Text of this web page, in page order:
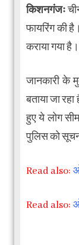
किशनगंजः
फायरिंग की
कराया गया है।
जानकारी के
बताया जा
हुए ये लोग
पुलिस को
Read also:
Read also: